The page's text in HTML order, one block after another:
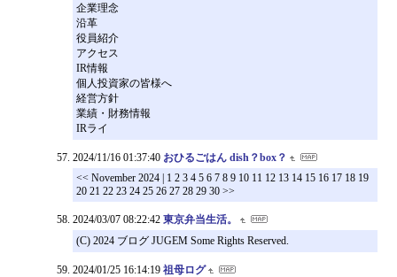
企業理念
沿革
役員紹介
アクセス
IR情報
個人投資家の皆様へ
経営方針
業績・財務情報
IRライ
2024/11/16 01:37:40 おひるごはん dish？box？
<< November 2024 | 1 2 3 4 5 6 7 8 9 10 11 12 13 14 15 16 17 18 19
20 21 22 23 24 25 26 27 28 29 30 >>
2024/03/07 08:22:42 東京弁当生活。
(C) 2024 ブログ JUGEM Some Rights Reserved.
2024/01/25 16:14:19 祖母ログ